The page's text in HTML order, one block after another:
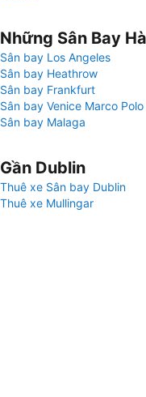
Những Sân Bay
Sân bay Los Angeles
Sân bay Heathrow
Sân bay Frankfurt
Sân bay Venice Marco Polo
Sân bay Malaga
Gần Dublin
Thuê xe Sân bay Dublin
Thuê xe Mullingar